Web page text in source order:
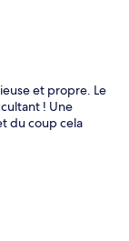
et propre. Le
! Une
du coup cela